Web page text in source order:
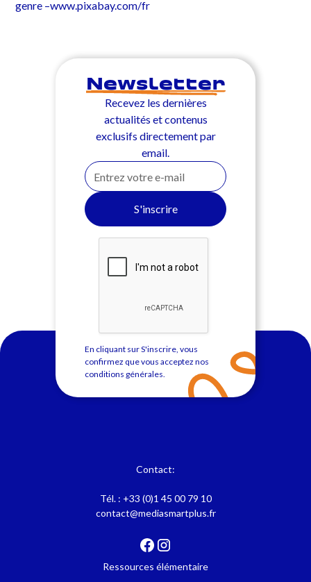
genre –www.pixabay.com/fr
Newsletter
Recevez les dernières
actualités et contenus
exclusifs directement par
email.
En cliquant sur S'inscrire, vous
confirmez que vous acceptez nos
conditions générales.
Contact:
Tél. : +33 (0)1 45 00 79 10
contact@mediasmartplus.fr
Ressources élémentaire